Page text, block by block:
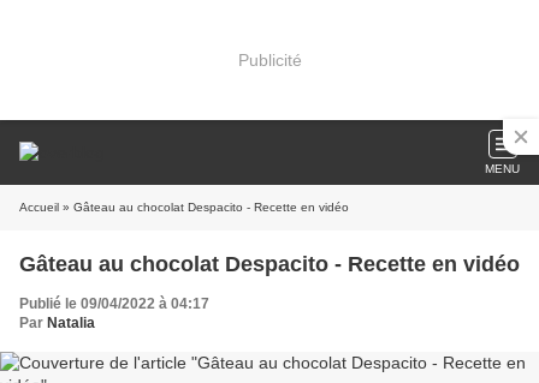
Publicité
MENU
Accueil » Gâteau au chocolat Despacito - Recette en vidéo
Gâteau au chocolat Despacito - Recette en vidéo
Publié le 09/04/2022 à 04:17
Par Natalia